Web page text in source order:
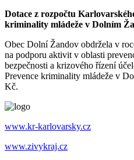
Dotace z rozpočtu
kriminality mládeže v Dolním
Obec Dolní Žandov obdržela v
na podporu aktivit v oblasti
bezpečnosti a krizového řízení
Prevence kriminality mládeže v
Kč.
www.kr-karlovarsky.cz
www.zivykraj.cz